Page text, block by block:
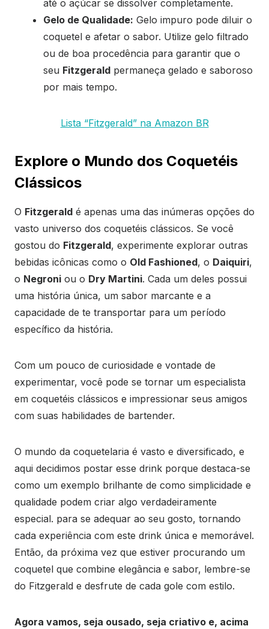
até o açúcar se dissolver completamente.
Gelo de Qualidade: Gelo impuro pode diluir o
coquetel e afetar o sabor. Utilize gelo filtrado
ou de boa procedência para garantir que o
seu Fitzgerald permaneça gelado e saboroso
por mais tempo.
Lista “Fitzgerald” na Amazon BR
Explore o Mundo dos Coquetéis
Clássicos
O Fitzgerald é apenas uma das inúmeras opções do
vasto universo dos coquetéis clássicos. Se você
gostou do Fitzgerald, experimente explorar outras
bebidas icônicas como o Old Fashioned, o Daiquiri,
o Negroni ou o Dry Martini. Cada um deles possui
uma história única, um sabor marcante e a
capacidade de te transportar para um período
específico da história.
Com um pouco de curiosidade e vontade de
experimentar, você pode se tornar um especialista
em coquetéis clássicos e impressionar seus amigos
com suas habilidades de bartender.
O mundo da coquetelaria é vasto e diversificado, e
aqui decidimos postar esse drink porque destaca-se
como um exemplo brilhante de como simplicidade e
qualidade podem criar algo verdadeiramente
especial. para se adequar ao seu gosto, tornando
cada experiência com este drink única e memorável.
Então, da próxima vez que estiver procurando um
coquetel que combine elegância e sabor, lembre-se
do Fitzgerald e desfrute de cada gole com estilo.
Agora vamos, seja ousado, seja criativo e, acima